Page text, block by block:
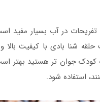
در آب بسیار مفید
شنا بادی با کیفیت بالا
جوان تر هستید بهتر
استفاده شود.